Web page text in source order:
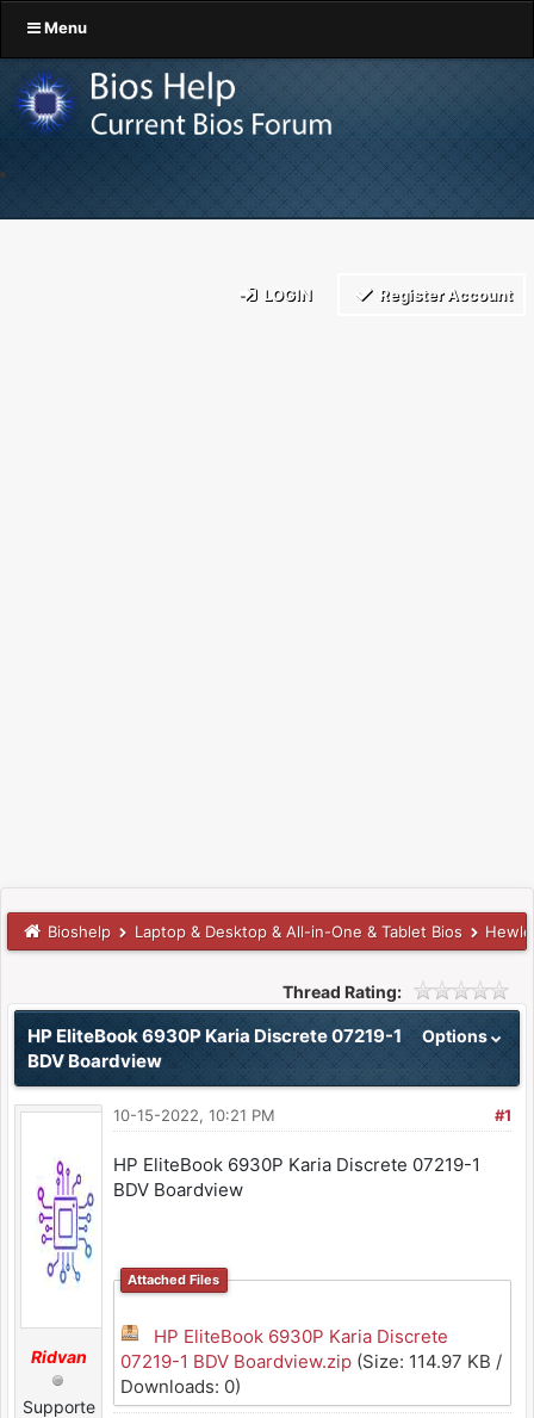
Menu
LOGIN Register Account
Bioshelp Laptop & Desktop & All-in-One & Tablet Bios
Thread Rating:
Options
HP EliteBook 6930P Karia Discrete 07219-1
BDV Boardview
Ridvan
Supporte
#1
10-15-2022, 10:21 PM
HP EliteBook 6930P Karia Discrete 07219-1
BDV Boardview
Attached Files
HP EliteBook 6930P Karia Discrete
07219-1 BDV Boardview.zip(Size: 114.97 KB /
Downloads: 0)